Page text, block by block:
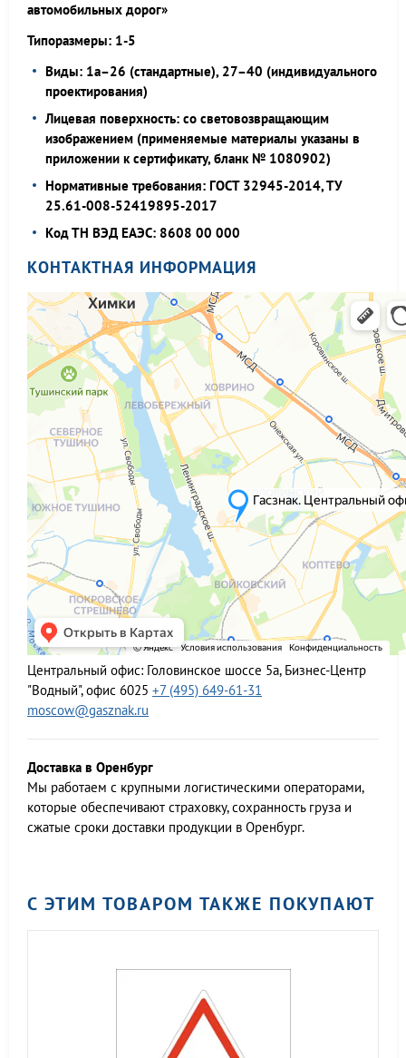
автомобильных дорог»
Типоразмеры: 1-5
Виды: 1а–26 (стандартные), 27–40 (индивидуального
проектирования)
Лицевая поверхность: со световозвращающим
изображением (применяемые материалы указаны в
приложении к сертификату, бланк № 1080902)
Нормативные требования: ГОСТ 32945-2014, ТУ
25.61-008-52419895-2017
Код ТН ВЭД ЕАЭС: 8608 00 000
КОНТАКТНАЯ ИНФОРМАЦИЯ
Центральный офис: Головинское шоссе 5а, Бизнес-Центр
"Водный", офис 6025 +7 (495) 649-61-31
moscow@gasznak.ru
Доставка в Оренбург
Мы работаем c крупными логистическими операторами,
которые обеспечивают страховку, сохранность груза и
сжатые сроки доставки продукции в Оренбург.
С ЭТИМ ТОВАРОМ ТАКЖЕ ПОКУПАЮТ